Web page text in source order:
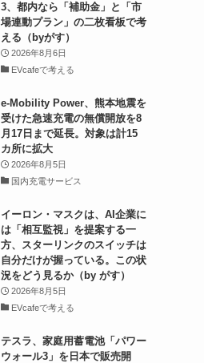
3、都内なら「補助金」と「市
場連動プラン」の二枚看板で考
える（byがす）
2026年8月6日
EVcafeで考える
e-Mobility Power、熊本地震を
受けた急速充電の無償開放を8
月17日まで延長。対象は計15
カ所に拡大
2026年8月5日
国内充電サービス
イーロン・マスクは、AI企業に
は「相互監視」を提案する一
方、スターリンクのスイッチは
自分だけが握っている。この状
況をどう見るか（by がす）
2026年8月5日
EVcafeで考える
テスラ、家庭用蓄電池「パワー
ウォール3」を日本で販売開